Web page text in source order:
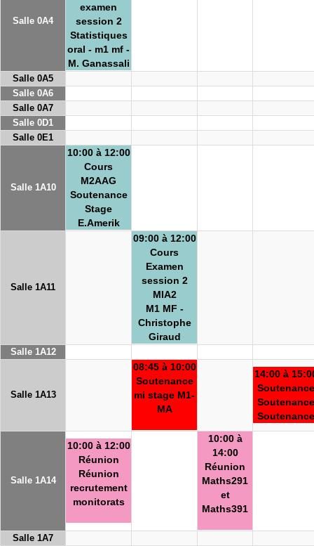
Salle 0A4
examen
session 2
Statistiques
oral - m1 mf -
M. Ganassali
Salle 0A5
Salle 0A6
Salle 0A7
Salle 0D1
Salle 0E1
Salle 1A10
10:00 à 12:00
Cours
M2AAG
Soutenance
Stage
E.Amerik
Salle 1A11
09:00 à 12:00
Cours
Examen
session 2
MIA2
M1 MF -
Christophe
Giraud
Salle 1A12
Salle 1A13
08:45 à 10:00
Soutenance
mi stage M1-
MA
14:00 à
Soutenance
Soutenance
Soutenance
Salle 1A14
10:00 à 12:00
Réunion
Réunion
recrutement
monitorats
10:00 à
14:00
Réunion
Maths291
et
Maths391
Salle 1A7